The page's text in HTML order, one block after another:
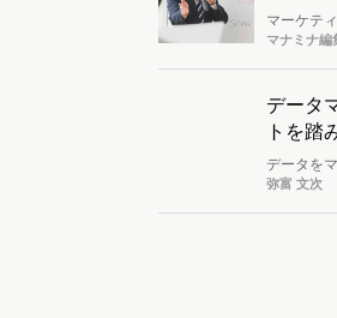
マーケテ
ジャーニ
マナミナ編
データ
トを踏
データを
ド
弥富 文次